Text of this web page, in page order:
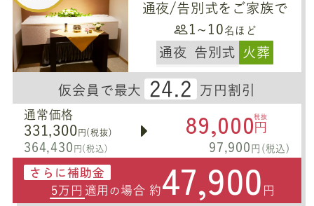
通夜/告別式をご家族で
1~10 名ほど
通夜 告別式 火葬
仮会員で最大 24.2 万円割引
通常価格
331,300 円(税抜)
364,430 円(税込)
89,000税抜
円
97,900 円(税込)
さらに補助金
5万円 適用 の 場合 約47,900 円